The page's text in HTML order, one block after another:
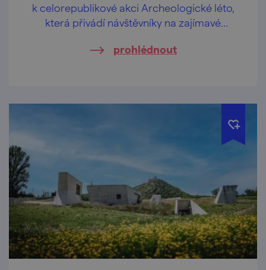
k celorepublikové akci Archeologické léto,
která přivádí návštěvníky na zajímavé
odborníků z archeologických ústavů, muzeí
prohlédnout